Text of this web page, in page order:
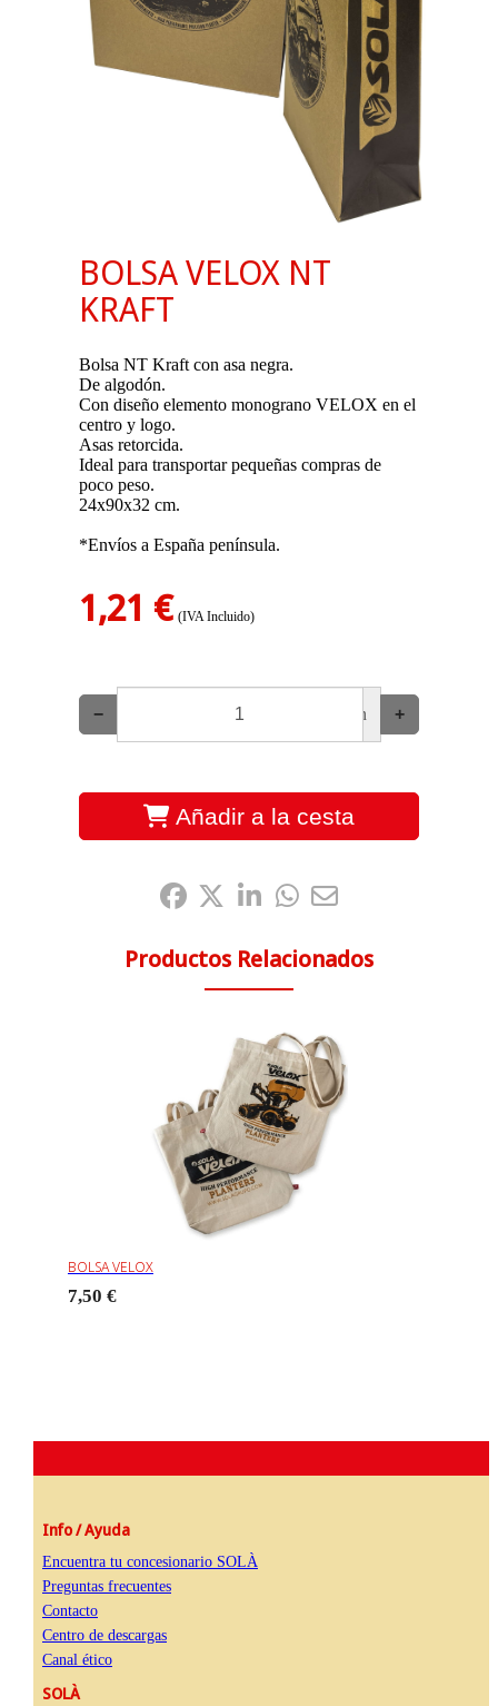
BOLSA VELOX NT
KRAFT
Bolsa NT Kraft con asa negra.
De algodón.
Con diseño elemento monograno VELOX en el
centro y logo.
Asas retorcida.
Ideal para transportar pequeñas compras de
poco peso.
24x90x32 cm.
*Envíos a España península.
1,21 € (IVA Incluido)
− un +
Añadir a la cesta
Productos Relacionados
BOLSA VELOX
7,50 €
Info / Ayuda
Encuentra tu concesionario SOLÀ
Preguntas frecuentes
Contacto
Centro de descargas
Canal ético
SOLÀ